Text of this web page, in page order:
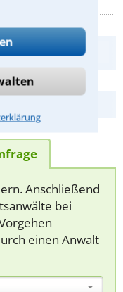
Anschließend
bei
einen Anwalt